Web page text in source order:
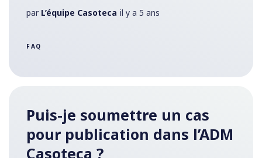
par L’équipe Casoteca il y a 5 ans
FAQ
Puis-je soumettre un cas
pour publication dans l’ADM
Casoteca ?